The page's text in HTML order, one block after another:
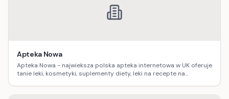
Apteka Nowa
Apteka Nowa - najwieksza polska apteka internetowa w UK oferuje
tanie leki, kosmetyki, suplementy diety, leki na recepte na